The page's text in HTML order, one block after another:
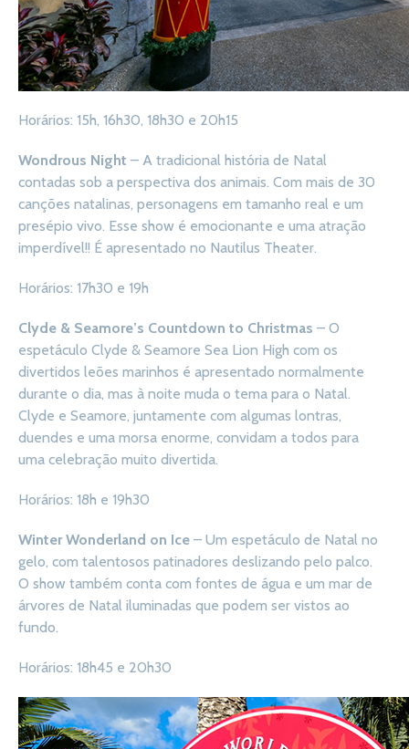
Horários: 15h, 16h30, 18h30 e 20h15
Wondrous Night – A tradicional história de Natal
contadas sob a perspectiva dos animais. Com mais de 30
canções natalinas, personagens em tamanho real e um
presépio vivo. Esse show é emocionante e uma atração
imperdível!! É apresentado no Nautilus Theater.
Horários: 17h30 e 19h
Clyde & Seamore’s Countdown to Christmas – O
espetáculo Clyde & Seamore Sea Lion High com os
divertidos leões marinhos é apresentado normalmente
durante o dia, mas à noite muda o tema para o Natal.
Clyde e Seamore, juntamente com algumas lontras,
duendes e uma morsa enorme, convidam a todos para
uma celebração muito divertida.
Horários: 18h e 19h30
Winter Wonderland on Ice – Um espetáculo de Natal no
gelo, com talentosos patinadores deslizando pelo palco.
O show também conta com fontes de água e um mar de
árvores de Natal iluminadas que podem ser vistos ao
fundo.
Horários: 18h45 e 20h30